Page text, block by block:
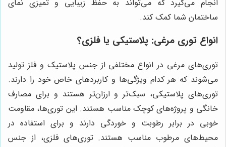
انجام می‌گیرد که می‌تواند به حفظ زیبایی و تمیزی نمای
ساختمان شما کمک کند.
انواع توری مرغی: پلاستیکی یا فلزی؟
توری‌های مرغی در انواع مختلفی از جنس پلاستیک و فلز تولید
می‌شوند که هر کدام ویژگی‌ها و کاربردهای خاص خود را دارند.
توری‌های پلاستیکی، سبک‌تر و ارزان‌تر هستند و برای مصارف
خانگی و پروژه‌های کوچک مناسب هستند. این توری‌ها، مقاومت
خوبی در برابر رطوبت و خوردگی دارند و برای استفاده در
محیط‌های مرطوب مناسب هستند. توری‌های فلزی، از جنس